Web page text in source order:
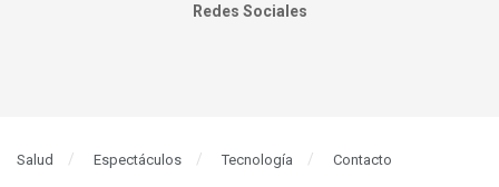
Redes Sociales
Salud Espectáculos Tecnología Contacto